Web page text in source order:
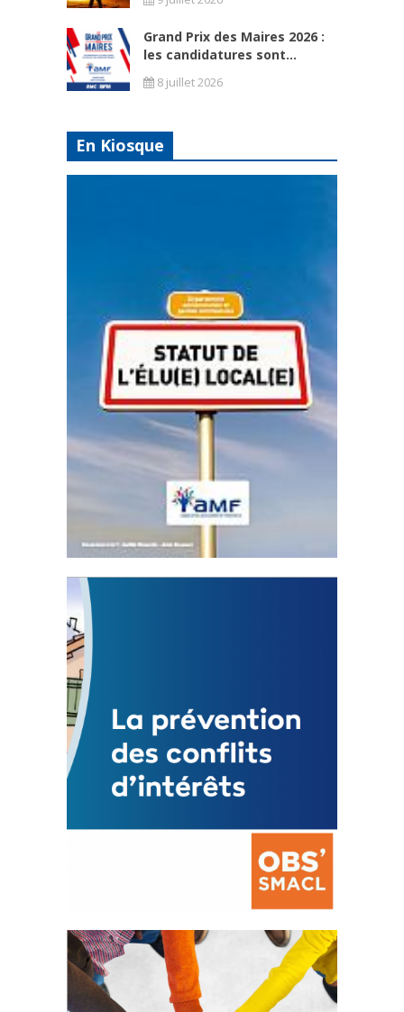
Grand Prix des Maires 2026 :
les candidatures sont...
8 juillet 2026
En Kiosque
Statut de l’élu local
3 avril 2024
Mise à jour avril 2024
FEUILLETER
La prévention des conflits
d’intérêts
18 septembre 2023
FEUILLETER